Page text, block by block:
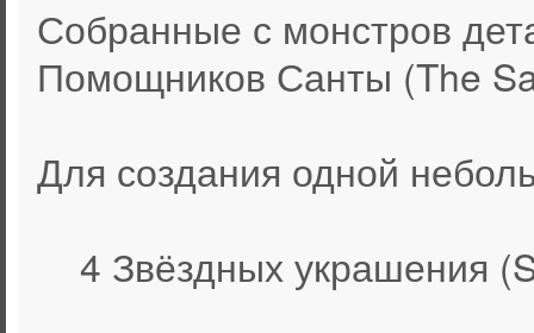
Собранные с монстров
Помощников Санты (The
Для создания одной
4 Звёздных украшения